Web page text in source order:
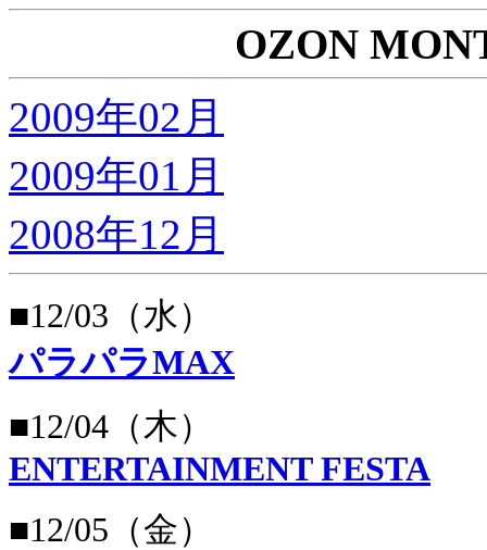
OZON
2009年02月
2009年01月
2008年12月
■12/03（水）
パラパラMAX
■12/04（木）
ENTERTAINMENT FESTA
■12/05（金）